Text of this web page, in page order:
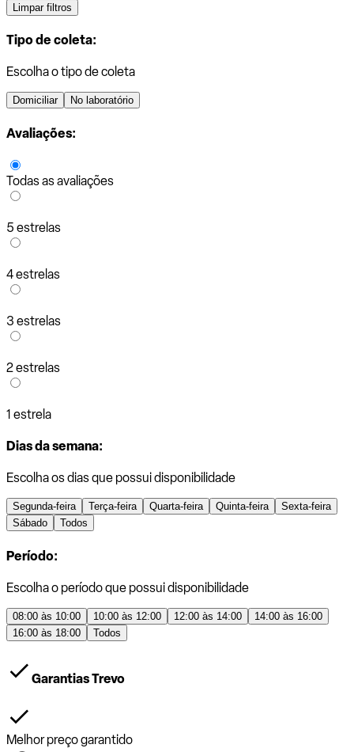
Limpar filtros
Tipo de coleta:
Escolha o tipo de coleta
Domiciliar No laboratório
Avaliações:
Todas as avaliações
5 estrelas
4 estrelas
3 estrelas
2 estrelas
1 estrela
Dias da semana:
Escolha os dias que possui disponibilidade
Segunda-feira Terça-feira Quarta-feira Quinta-feira
Sexta-feira
Sábado
Todos
Período:
Escolha o período que possui disponibilidade
08:00 às 10:00 10:00 às 12:00 12:00 às 14:00
14:00 às 16:00
16:00 às 18:00
Todos
Garantias Trevo
Melhor preço garantido